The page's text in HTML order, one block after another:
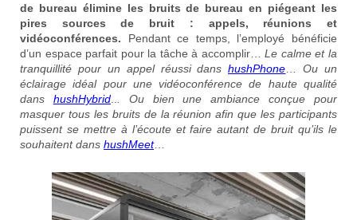
de bureau élimine les bruits de bureau en piégeant les
pires sources de bruit : appels, réunions et
vidéoconférences. Pendant ce temps, l’employé bénéficie
d’un espace parfait pour la tâche à accomplir…Le calme et la
tranquillité pour un appel réussi danshushPhone …Ou un
éclairage idéal pour une vidéoconférence de haute qualité
dans hushHybrid..
Ou bien une ambiance conçue pour
masquer tous les bruits de la réunion afin que les participants
puissent se mettre à l’écoute et faire autant de bruit qu’ils le
souhaitent dans hushMeet…